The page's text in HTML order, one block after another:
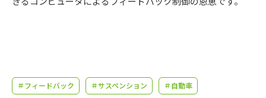
大学で学びたい学問発見
＃フィードバック ＃サスペンション ＃自動車